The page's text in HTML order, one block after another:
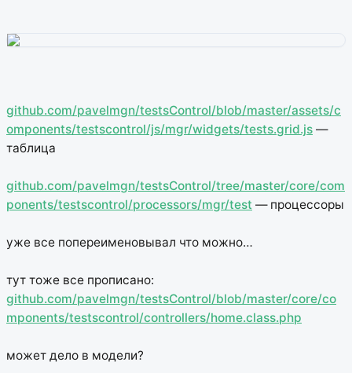
github.com/pavelmgn/testsControl/blob/master/assets/c
omponents/testscontrol/js/mgr/widgets/tests.grid.js —
таблица
github.com/pavelmgn/testsControl/tree/master/core/com
ponents/testscontrol/processors/mgr/test — процессоры
уже все попереименовывал что можно…
тут тоже все прописано:
github.com/pavelmgn/testsControl/blob/master/core/co
mponents/testscontrol/controllers/home.class.php
может дело в модели?